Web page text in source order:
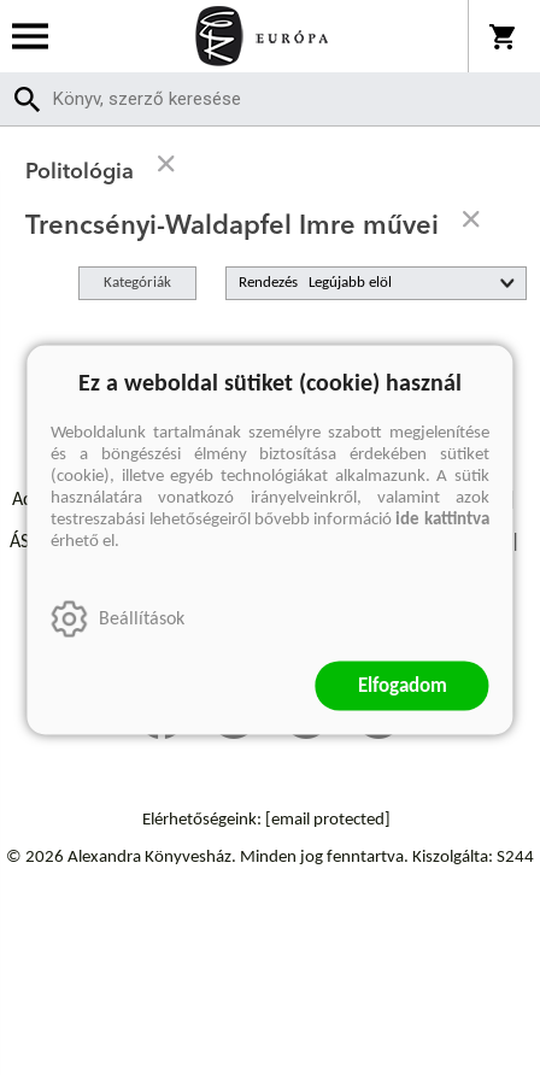
Politológia
Trencsényi-Waldapfel Imre művei
Kategóriák Rendezés
A keresett kifejezésre nincs találat
Adatvédelmi szabályzatok Elállási felmondási nyilatkozat
ÁSZF - Vásárlási feltételek
Szállítási információk
Elérhetőségeink: [email protected]
© 2026 Alexandra Könyvesház. Minden jog fenntartva. Kiszolgálta: S244
Ez a weboldal sütiket (cookie) használ
Weboldalunk tartalmának személyre szabott megjelenítése
és a böngészési élmény biztosítása érdekében sütiket
(cookie), illetve egyéb technológiákat alkalmazunk. A sütik
használatára vonatkozó irányelveinkről, valamint azok
testreszabási lehetőségeiről bővebb információide kattintva
érhető el.
Beállítások
Elfogadom